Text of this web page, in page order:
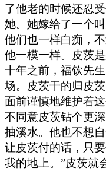
了他老的时候还忍
她。她嫁给了一个
他们也一样白痴，
他一模一样。皮茨
十年之前，福钦先
场。皮茨干的归皮
面前谨慎地维护着
不同意皮茨钻个更
抽溪水。他也不想
让皮茨付的话，只
我的地上。”皮茨就